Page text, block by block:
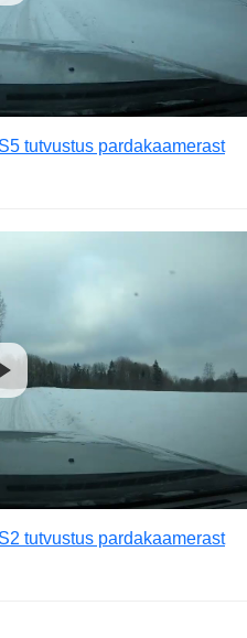
tutvustus pardakaamerast
tutvustus pardakaamerast